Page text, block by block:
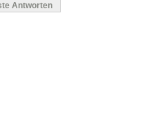
Antworten